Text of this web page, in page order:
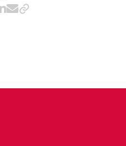
X / Twitter
via WhatsApp
via Xing
Teilen via LinkedIn
Teilen via E-Mail